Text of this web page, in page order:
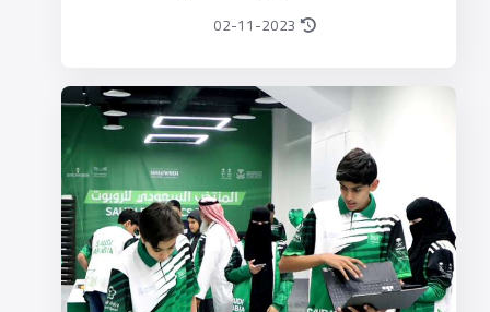
02-11-2023